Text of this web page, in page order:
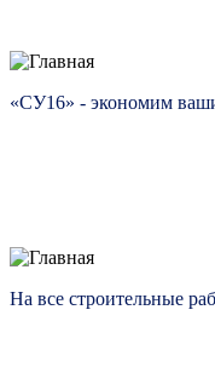
«СУ16» - экономим
На все строительные